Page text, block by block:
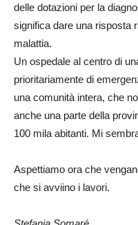
delle dotazioni per la
significa dare una risposta
malattia.
Un ospedale al centro di
prioritariamente di
una comunità intera, che
anche una parte della
100 mila abitanti. Mi
Aspettiamo ora che
che si avviino i lavori.